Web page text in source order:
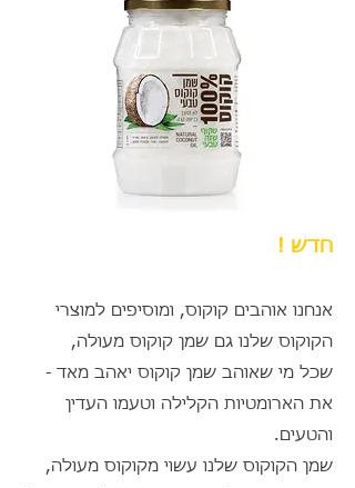
חדש !
אנחנו אוהבים קוקוס, ומוסיפים למוצרי
הקוקוס שלנו גם שמן קוקוס מעולה,
שכל מי שאוהב שמן קוקוס יאהב מאד -
את הארומטיות הקלילה וטעמו העדין
והטעים.
שמן הקוקוס שלנו עשוי מקוקוס מעולה,